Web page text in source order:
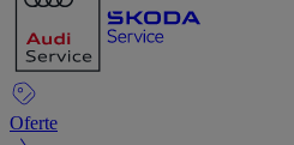
Oferte